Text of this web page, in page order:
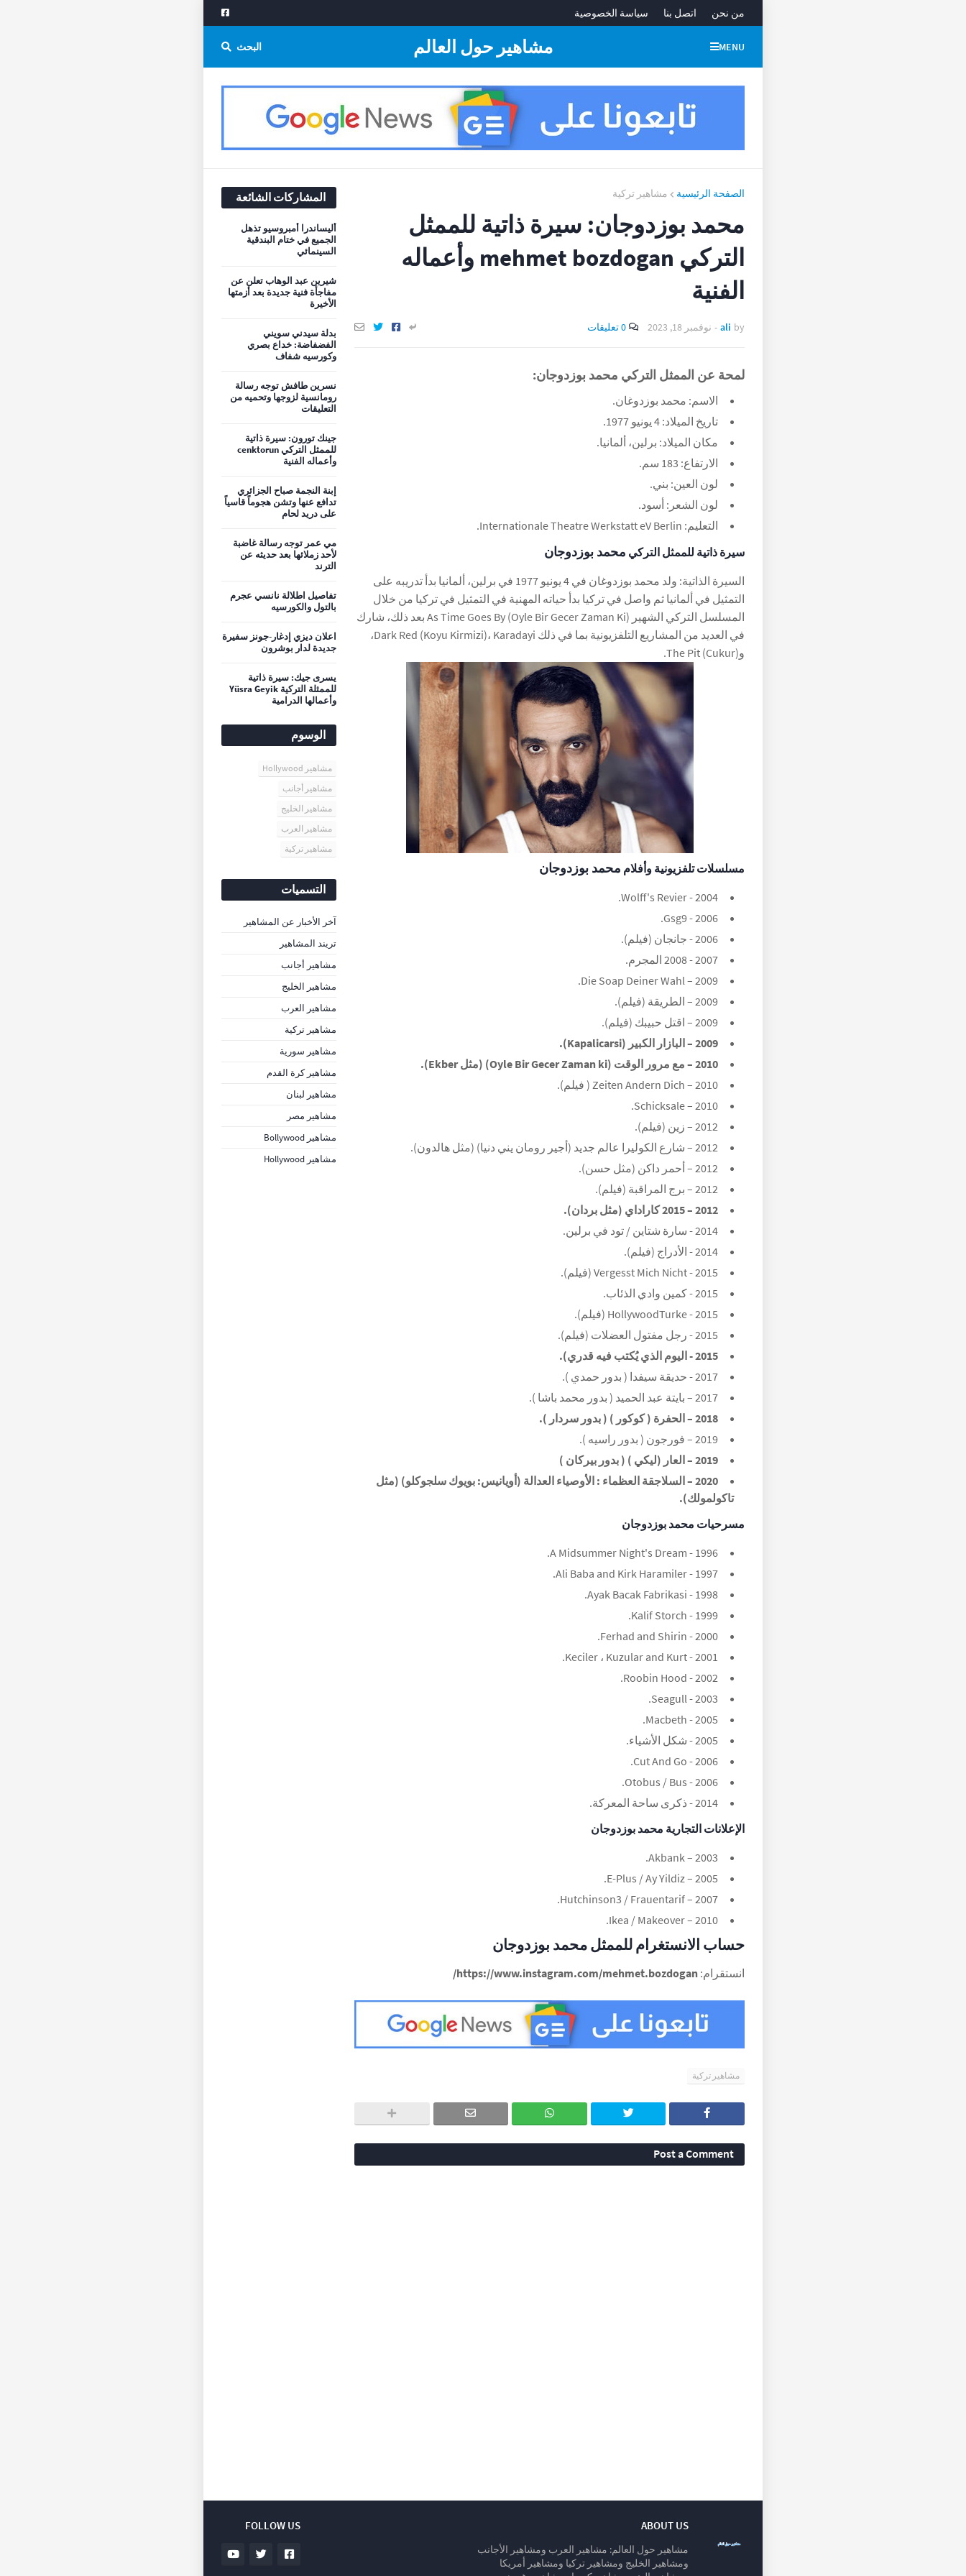
من نحن اتصل بنا سياسة الخصوصية
MENU مشاهير حول العالم البحث
الصفحة الرئيسية مشاهير تركية
محمد بوزدوجان: سيرة ذاتية للممثل
التركي mehmet bozdogan وأعماله
الفنية
by
ali
- نوفمبر 18, 2023 0 تعليقات
لمحة عن الممثل التركي محمد بوزدوجان:
الاسم: محمد بوزدوغان.
تاريخ الميلاد: 4 يونيو 1977.
مكان الميلاد: برلين، ألمانيا.
الارتفاع: 183 سم.
لون العين: بني.
لون الشعر: أسود.
التعليم: Internationale Theatre Werkstatt eV Berlin.
سيرة ذاتية للممثل التركي محمد بوزدوجان
السيرة الذاتية: ولد محمد بوزدوغان في 4 يونيو 1977 في برلين، ألمانيا بدأ تدريبه على
التمثيل في ألمانيا ثم واصل في تركيا بدأ حياته المهنية في التمثيل في تركيا من خلال
المسلسل التركي الشهير As Time Goes By (Oyle Bir Gecer Zaman Ki) بعد ذلك، شارك
في العديد من المشاريع التلفزيونية بما في ذلك Dark Red (Koyu Kirmizi)، Karadayi،
وThe Pit (Cukur).
مسلسلات تلفزيونية وأفلام محمد بوزدوجان
2004 - Wolff's Revier.
2006 - Gsg9.
2006 - جانجان (فيلم).
2007 - 2008 المجرم.
2009 – Die Soap Deiner Wahl.
2009 – الطريقة (فيلم).
2009 – اقتل حبيبك (فيلم).
2009 – البازار الكبير (Kapalicarsi).
2010 – مع مرور الوقت (Oyle Bir Gecer Zaman ki) (مثل Ekber).
2010 – Zeiten Andern Dich ( فيلم).
2010 – Schicksale.
2012 – زين (فيلم).
2012 – شارع الكوليرا عالم جديد (أجير رومان يني دنيا) (مثل هالدون).
2012 – أحمر داكن (مثل حسن).
2012 – برج المراقبة (فيلم).
2012 – 2015 كاراداي (مثل بردان).
2014 - سارة شتاين / تود في برلين.
2014 - الأدراج (فيلم).
2015 - Vergesst Mich Nicht (فيلم).
2015 - كمين وادي الذئاب.
2015 - HollywoodTurke (فيلم).
2015 - رجل مفتول العضلات (فيلم).
2015 - اليوم الذي يُكتب فيه قدري).
2017 - حديقة سيفدا ( بدور حمدي ).
2017 – بايتة عبد الحميد ( بدور محمد باشا ).
2018 – الحفرة ( كوكور ) ( بدور سردار ).
2019 – فورجون ( بدور راسيه ).
2019 – العار (ليكي ) ( بدور بيركان )
2020 – السلاجقة العظماء : الأوصياء العدالة (أويانيس: بويوك سلجوكلو) (مثل
تاكولمولك).
مسرحيات محمد بوزدوجان
1996 - A Midsummer Night's Dream.
1997 - Ali Baba and Kirk Haramiler.
1998 - Ayak Bacak Fabrikasi.
1999 - Kalif Storch.
2000 - Ferhad and Shirin.
2001 - Keciler ، Kuzular and Kurt.
2002 - Roobin Hood.
2003 - Seagull.
2005 - Macbeth.
2005 - شكل الأشياء.
2006 - Cut And Go.
2006 - Otobus / Bus.
2014 - ذكرى ساحة المعركة.
الإعلانات التجارية محمد بوزدوجان
2003 – Akbank.
2005 – E-Plus / Ay Yildiz.
2007 – Hutchinson3 / Frauentarif.
2010 – Ikea / Makeover.
حساب الانستغرام للممثل محمد بوزدوجان
انستقرام:
مشاهير تركية
Post a Comment
المشاركات الشائعة
أليساندرا أمبروسيو تذهل
الجميع في ختام البندقية
السينمائي
شيرين عبد الوهاب تعلن عن
مفاجأة فنية جديدة بعد أزمتها
الأخيرة
بدلة سيدني سويني
الفضفاضة: خداع بصري
وكورسيه شفاف
نسرين طافش توجه رسالة
رومانسية لزوجها وتحميه من
التعليقات
جينك تورون: سيرة ذاتية
للممثل التركي cenktorun
وأعماله الفنية
إبنة النجمة صباح الجزائري
تدافع عنها وتشن هجوماً قاسياً
على دريد لحام
مي عمر توجه رسالة غاضبة
لأحد زملائها بعد حديثه عن
الترند
تفاصيل اطلالة نانسي عجرم
بالتول والكورسيه
اعلان ديزي إدغار-جونز سفيرة
جديدة لدار بوشرون
يسرى جيك: سيرة ذاتية
للممثلة التركية Yüsra Geyik
وأعمالها الدرامية
الوسوم
مشاهير Hollywood
مشاهير أجانب
مشاهير الخليج
مشاهير العرب
مشاهير تركية
التسميات
آخر الأخبار عن المشاهير
تريند المشاهير
مشاهير أجانب
مشاهير الخليج
مشاهير العرب
مشاهير تركية
مشاهير سورية
مشاهير كرة القدم
مشاهير لبنان
مشاهير مصر
مشاهير Bollywood
مشاهير Hollywood
ABOUT US
مشاهير حول العالم: مشاهير العرب ومشاهير الأجانب
ومشاهير الخليج ومشاهير تركيا ومشاهير أمريكا
FOLLOW US